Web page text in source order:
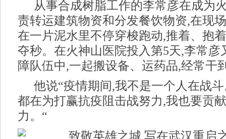
从事合成树脂工作的李常彦在成为
责转运建筑物资和分发餐饮物资,在现
在一片泥水里不停穿梭跑动,推着、
夺秒。在火神山医院投入第5天,李常彦
障队伍中,一起搬设备、运药品,经常干
他说“疫情期间,我不是一个人在战
都在为打赢抗疫阻击战努力,我也要贡
力。“